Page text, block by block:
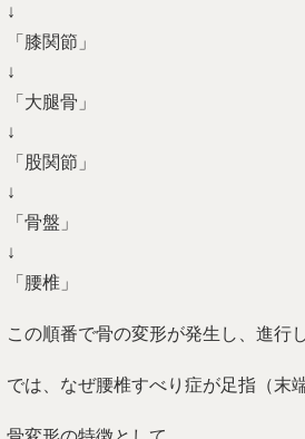
↓
「膝関節」
↓
「大腿骨」
↓
「股関節」
↓
「骨盤」
↓
「腰椎」
この順番で骨の変形が発生し、進行
では、なぜ腰椎すべり症が足指（末